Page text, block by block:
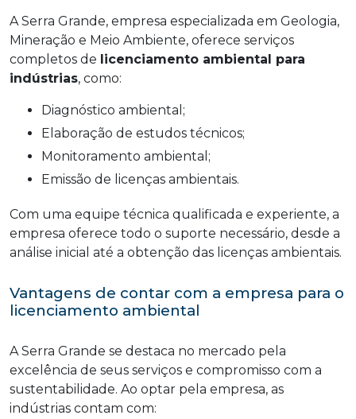
A Serra Grande, empresa especializada em Geologia,
Mineração e Meio Ambiente, oferece serviços
completos de licenciamento ambiental para
indústrias, como:
Diagnóstico ambiental;
Elaboração de estudos técnicos;
Monitoramento ambiental;
Emissão de licenças ambientais.
Com uma equipe técnica qualificada e experiente, a
empresa oferece todo o suporte necessário, desde a
análise inicial até a obtenção das licenças ambientais.
Vantagens de contar com a empresa para o
licenciamento ambiental
A Serra Grande se destaca no mercado pela
excelência de seus serviços e compromisso com a
sustentabilidade. Ao optar pela empresa, as
indústrias contam com: